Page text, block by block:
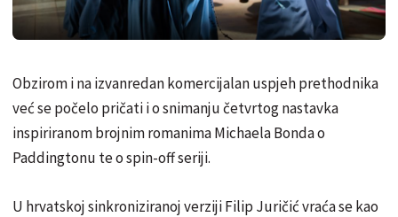
Obzirom i na izvanredan komercijalan uspjeh prethodnika
već se počelo pričati i o snimanju četvrtog nastavka
inspiriranom brojnim romanima Michaela Bonda o
Paddingtonu te o spin-off seriji.
U hrvatskoj sinkroniziranoj verziji Filip Juričić vraća se kao